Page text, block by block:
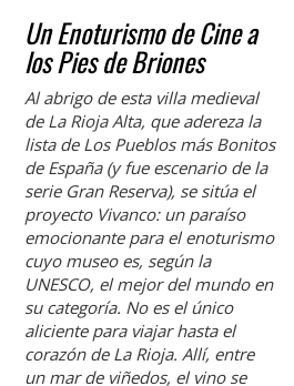
Un Enoturismo de Cine a
los Pies de Briones
Al abrigo de esta villa medieval
de La Rioja Alta, que adereza la
lista de Los Pueblos más Bonitos
de España (y fue escenario de la
serieGran Reserva), se sitúa el
proyecto Vivanco: un paraíso
emocionante para el enoturismo
cuyo museo es, según la
UNESCO, el mejor del mundo en
su categoría. No es el único
aliciente para viajar hasta el
corazón de La Rioja. Allí, entre
un mar de viñedos, el vino se